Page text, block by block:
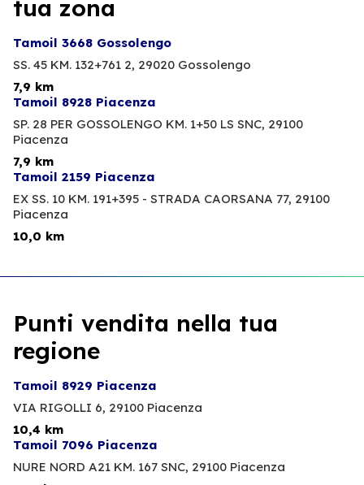
tua zona
Tamoil 3668 Gossolengo
SS. 45 KM. 132+761 2, 29020 Gossolengo
7,9 km
Tamoil 8928 Piacenza
SP. 28 PER GOSSOLENGO KM. 1+50 LS SNC, 29100
Piacenza
7,9 km
Tamoil 2159 Piacenza
EX SS. 10 KM. 191+395 - STRADA CAORSANA 77, 29100
Piacenza
10,0 km
Punti vendita nella tua
regione
Tamoil 8929 Piacenza
VIA RIGOLLI 6, 29100 Piacenza
10,4 km
Tamoil 7096 Piacenza
NURE NORD A21 KM. 167 SNC, 29100 Piacenza